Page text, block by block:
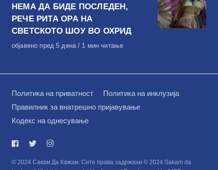
НЕМА ДА БИДЕ ПОСЛЕДЕН,
РЕЧЕ РИТА ОРА НА
СВЕТСКОТО ШОУ ВО ОХРИД
Објавено
објавено пред 5 дена 1 мин читање
Политика на приватност
Политика на инклузија
Правилник за внатрешно пријавување
Кодекс на однесување
© 2024 Сакам Да Кажам. Сите права задржани © 2024 Sakam da